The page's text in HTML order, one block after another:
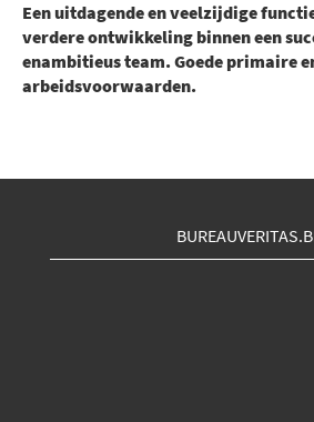
Een uitdagende en veelzijdige
verdere ontwikkeling binnen een
enambitieus team. Goede primaire
arbeidsvoorwaarden.